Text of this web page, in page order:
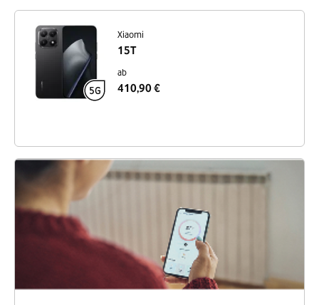
Xiaomi
15T
ab
410,90 €